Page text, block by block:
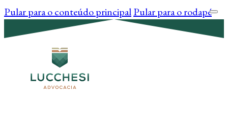
Pular para o conteúdo principalPular para o rodapé